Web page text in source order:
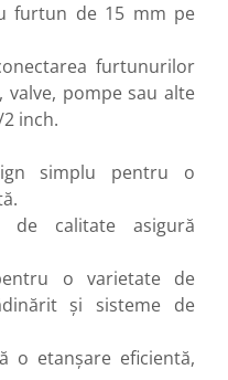
furtun de 15 mm pe
furtunurilor
pompe sau alte
inch.
simplu pentru o
de calitate asigură
o varietate de
și sisteme de
o etanșare eficientă,